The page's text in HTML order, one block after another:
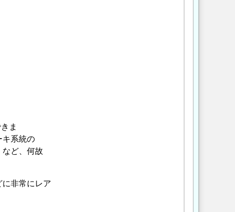
ま
キ系統の
ど、何故
非常にレア